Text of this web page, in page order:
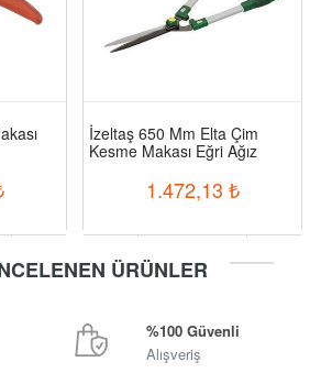
İzeltaş 650 Mm Elta Çim
Kesme Makası Eğri Ağız
1.472,13 ₺
ÜRÜNLER
%100 Güvenli
Alışveriş